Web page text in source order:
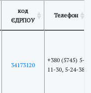
код
ЄДРПОУ
Телефон
34173120
+380 (5745) 5-
11-30, 5-24-38